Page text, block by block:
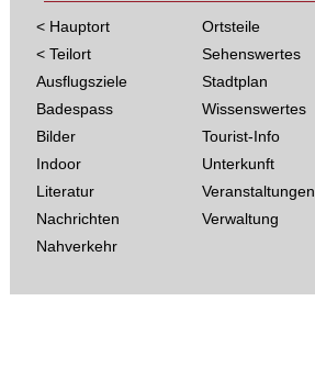
< Hauptort
< Teilort
Ausflugsziele
Badespass
Bilder
Indoor
Literatur
Nachrichten
Nahverkehr
Ortsteile
Sehenswertes
Stadtplan
Wissenswertes
Tourist-Info
Unterkunft
Veranstaltungen
Verwaltung